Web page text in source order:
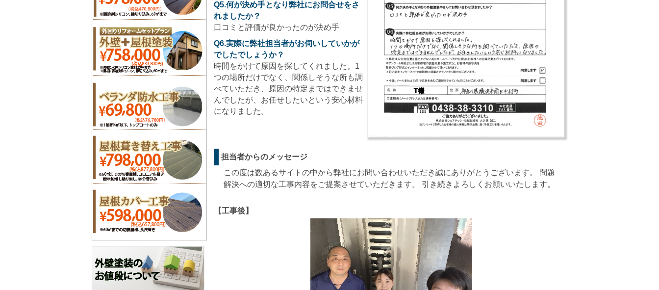
Q5.何が決め手となり弊社にお問合せをさ
れましたか？
口コミと評価が良かったのが決め手
Q6.実際に弊社担当者がお伺いしていかが
でしたでしょうか？
時間をかけて原因を探してくれました。1
つの場所だけでなく、関係しそうな所も調
べていただき、原因の特定まではできませ
んでしたが、お任せしたいという安心材料
になりました。
担当者からのメッセージ
この度は数あるサイトの中から弊社にお問い合わせいただき誠にありがとうございます。 問題
解決への適切な工事内容をご提案させていただきます。 引き続きよろしくお願いいたします。
【工事後】